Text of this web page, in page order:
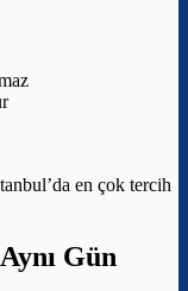
en çok tercih
Gün